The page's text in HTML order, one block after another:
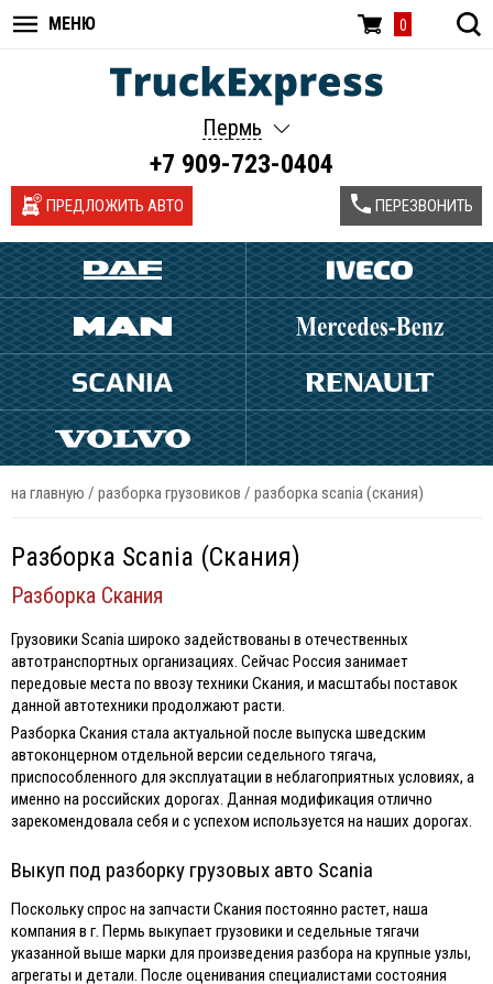
МЕНЮ 0
Пермь
+7 909-723-0404
ПРЕДЛОЖИТЬ АВТО
на главную / разборка грузовиков / разборка scania (скания)
Разборка Scania (Скания)
Разборка Скания
Грузовики Scania широко задействованы в отечественных
автотранспортных организациях. Сейчас Россия занимает
передовые места по ввозу техники Скания, и масштабы поставок
данной автотехники продолжают расти.
Разборка Скания стала актуальной после выпуска шведским
автоконцерном отдельной версии седельного тягача,
приспособленного для эксплуатации в неблагоприятных условиях, а
именно на российских дорогах. Данная модификация отлично
зарекомендовала себя и с успехом используется на наших дорогах.
Выкуп под разборку грузовых авто Scania
Поскольку спрос на запчасти Скания постоянно растет, наша
компания в г. Пермь выкупает грузовики и седельные тягачи
указанной выше марки для произведения разбора на крупные узлы,
агрегаты и детали. После оценивания специалистами состояния